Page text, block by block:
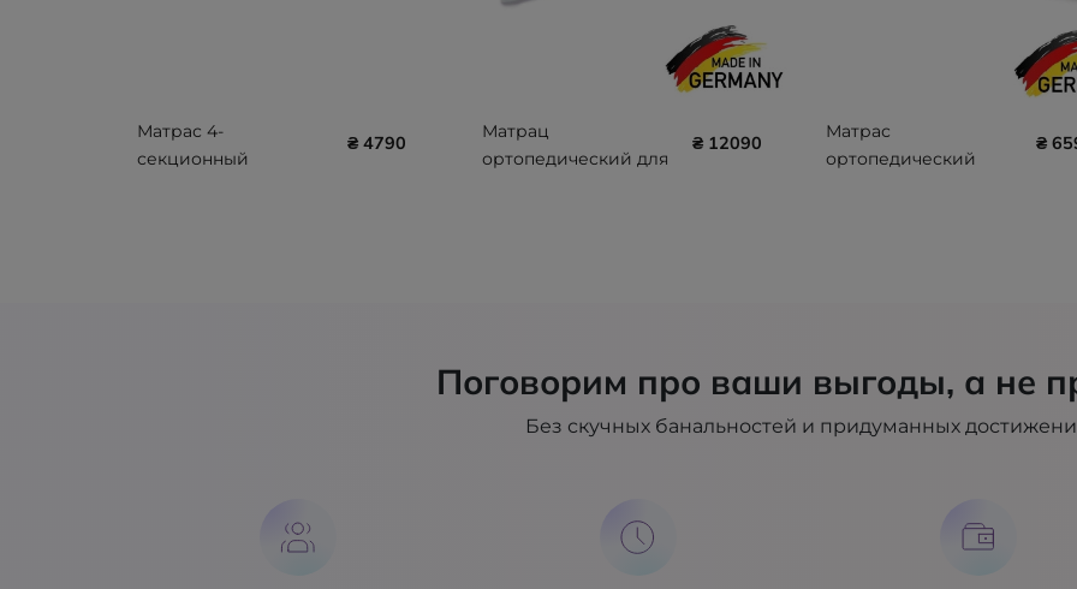
Матрас 4-
секционный
₴ 4790
Матрац
ортопедический для
₴ 12090
Матрас
ортопедический
₴
Поговорим про ваши выгоды, а не
Без скучных банальностей и придуманных